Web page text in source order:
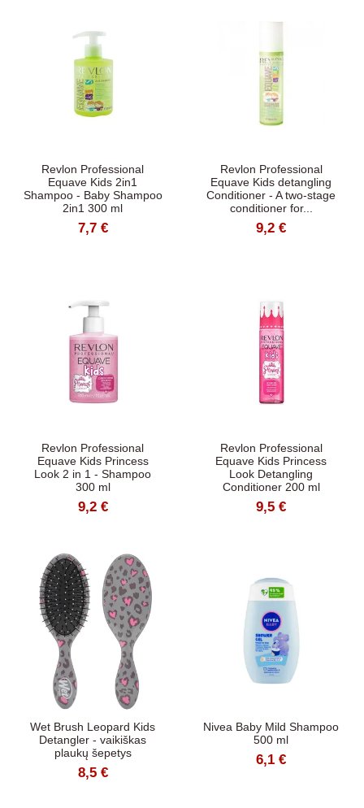
Revlon Professional
Equave Kids 2in1
Shampoo - Baby Shampoo
2in1 300 ml
7,7 €
Revlon Professional
Equave Kids detangling
Conditioner - A two-stage
conditioner for...
9,2 €
Revlon Professional
Equave Kids Princess
Look 2 in 1 - Shampoo
300 ml
9,2 €
Revlon Professional
Equave Kids Princess
Look Detangling
Conditioner 200 ml
9,5 €
Wet Brush Leopard Kids
Detangler - vaikiškas
plaukų šepetys
8,5 €
Nivea Baby Mild Shampoo
500 ml
6,1 €